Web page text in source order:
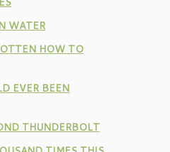
WATER
HOW TO
EVER BEEN
THUNDERBOLT